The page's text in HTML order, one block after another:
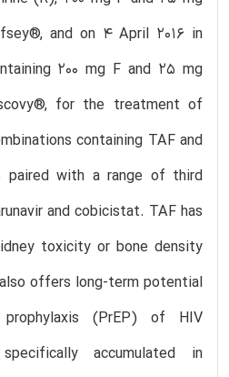
and on 4 April 2016 in
200 mg F and 25 mg
for the treatment of
containing TAF and
paired with a range of third
and cobicistat. TAF has
toxicity or bone density
offers long-term potential
(PrEP) of HIV
accumulated in